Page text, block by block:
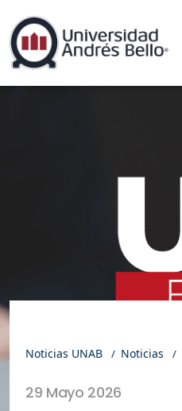
Noticias UNAB Noticias
29 Mayo 2026